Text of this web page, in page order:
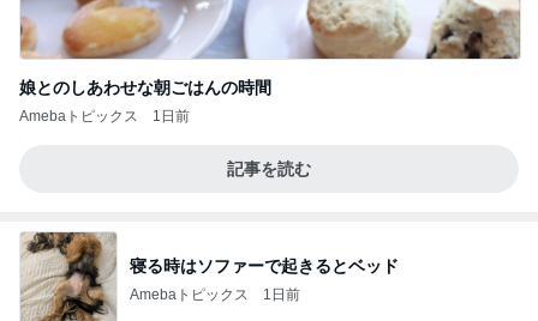
娘とのしあわせな朝ごはんの時間
Amebaトピックス 1日前
記事を読む
寝る時はソファーで起きるとベッド
Amebaトピックス 1日前